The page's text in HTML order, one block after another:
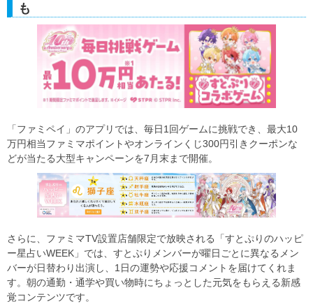
も
「ファミペイ」のアプリでは、毎日1回ゲームに挑戦でき、最大10
万円相当ファミマポイントやオンラインくじ300円引きクーポンな
どが当たる大型キャンペーンを7月末まで開催。
さらに、ファミマTV設置店舗限定で放映される「すとぷりのハッピ
ー星占いWEEK」では、すとぷりメンバーが曜日ごとに異なるメン
バーが日替わり出演し、1日の運勢や応援コメントを届けてくれま
す。朝の通勤・通学や買い物時にちょっとした元気をもらえる新感
覚コンテンツです。